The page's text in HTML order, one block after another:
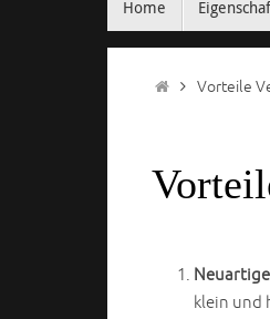
Inhalt
Home
StartVorteile
klein und